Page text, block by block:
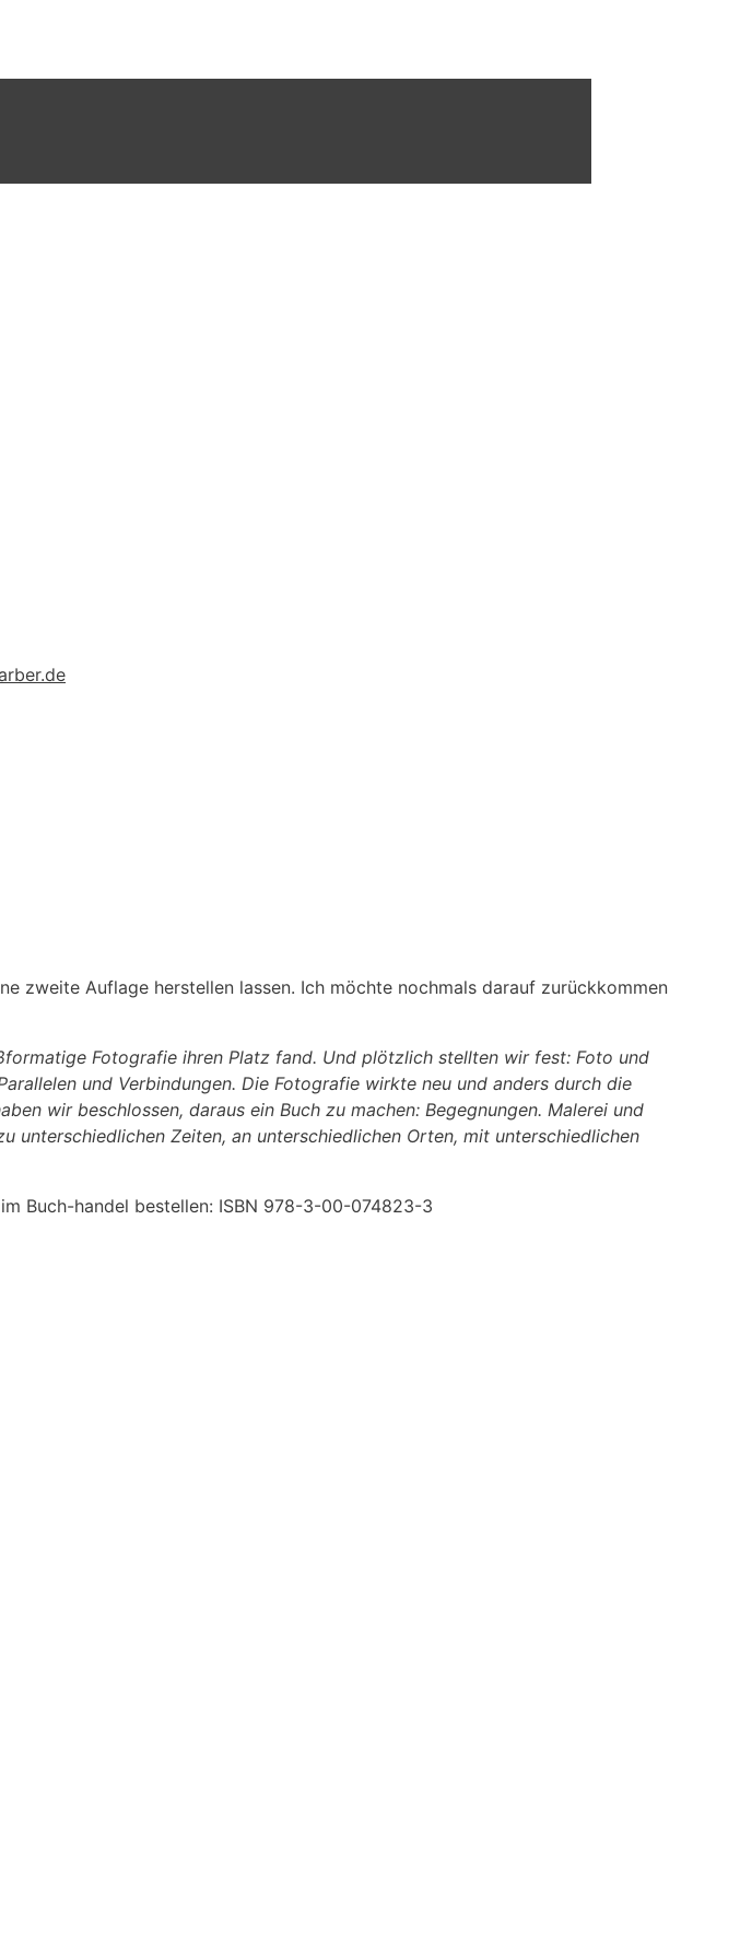
zweite Auflage herstellen lassen. Ich möchte nochmals darauf zurückkommen
Fotografie ihren Platz fand. Und plötzlich stellten wir fest: Foto und
und Verbindungen. Die Fotografie wirkte neu und anders durch die
wir beschlossen, daraus ein Buch zu machen: Begegnungen. Malerei und
unterschiedlichen Zeiten, an unterschiedlichen Orten, mit unterschiedlichen
Buch-handel bestellen: ISBN 978-3-00-074823-3